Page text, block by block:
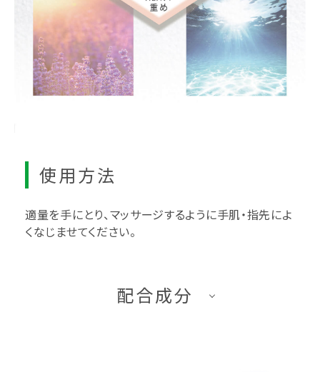
使用方法
適量を手にとり、マッサージするように手肌・指先によ
くなじませてください。
配合成分